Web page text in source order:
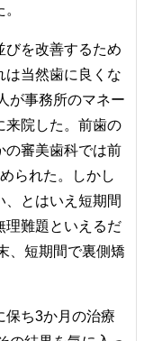
びを改善するため
は当然歯に良くな
が事務所のマネー
来院した。前歯の
の審美歯科では前
られた。しかし
、とはいえ短期間
理難題といえるだ
、短期間で裏側矯
保ち3か月の治療